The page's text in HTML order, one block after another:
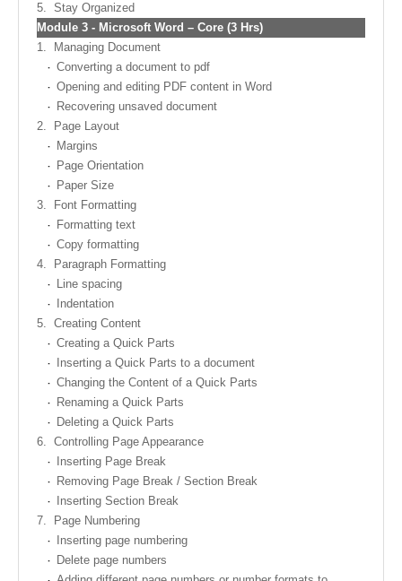
5. Stay Organized
Module 3 - Microsoft Word – Core (3 Hrs)
1.
Managing Document
Converting a document to pdf
Opening and editing PDF content in Word
Recovering unsaved document
2.
Page Layout
Margins
Page Orientation
Paper Size
3.
Font Formatting
Formatting text
Copy formatting
4.
Paragraph Formatting
Line spacing
Indentation
5. Creating Content
Creating a Quick Parts
Inserting a Quick Parts to a document
Changing the Content of a Quick Parts
Renaming a Quick Parts
Deleting a Quick Parts
6. Controlling Page Appearance
Inserting Page Break
Removing Page Break / Section Break
Inserting Section Break
7.
Page Numbering
Inserting page numbering
Delete page numbers